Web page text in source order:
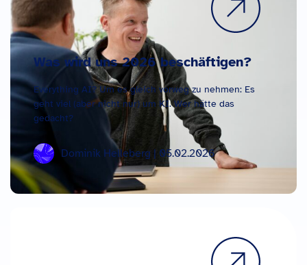
Was wird uns 2026 beschäftigen?
Everything AI? Um es gleich vorweg zu nehmen: Es
geht viel (aber nicht nur) um KI. Wer hätte das
gedacht?
Dominik Helleberg | 05.02.2026